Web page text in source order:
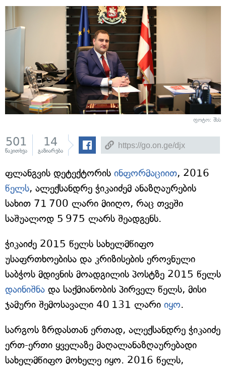
ფოტო: შსს
501
წაკითხვა
14
გაზიარება
ფლანგვის დეტექტორის ინფორმაციით, 2016
წელს, ალექსანდრე ჭიკაიძემ ანაზღაურების
სახით 71 700 ლარი მიიღო, რაც თვეში
საშუალოდ 5 975 ლარს შეადგენს.
ჭიკაიძე 2015 წელს სახელმწიფო
უსაფრთხოებისა და კრიზისების ეროვნული
საბჭოს მდივნის მოადგილის პოსტზე 2015 წელს
დაინიშნა და საქმიანობის პირველ წელს, მისი
ჯამური შემოსავალი 40 131 ლარი იყო.
სარგოს ზრდასთან ერთად, ალექსანდრე ჭიკაიძე
ერთ-ერთი ყველაზე მაღალანაზღაურებადი
სახელმწიფო მოხელე იყო. 2016 წელს,